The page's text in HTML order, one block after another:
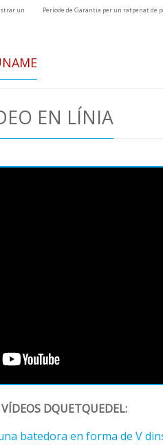
un
Període de Garantia per un ratpenat de
EN LÍNIA
DQUETQUEDEL:
batedora en forma de V